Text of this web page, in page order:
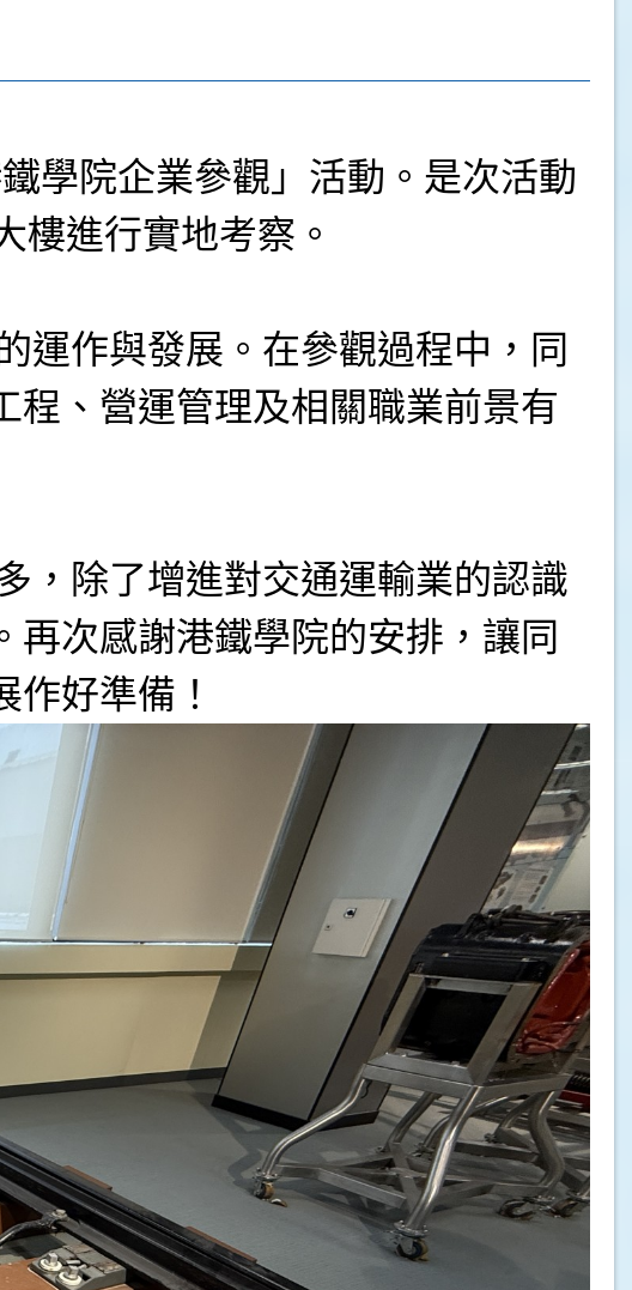
院企業參觀」活動。是次活動
樓進行實地考察。
作與發展。在參觀過程中，同
程、營運管理及相關職業前景有
除了增進對交通運輸業的認識
次感謝港鐵學院的安排，讓同
好準備！